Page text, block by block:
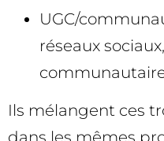
UGC/
réseaux
Ils mélangent ces